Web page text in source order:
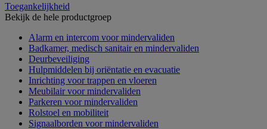
Toegankelijkheid
Bekijk de hele productgroep
Alarm en intercom voor mindervaliden
Badkamer, medisch sanitair en mindervaliden
Deurbeveiliging
Hulpmiddelen bij oriëntatie en evacuatie
Inrichting voor trappen en vloeren
Meubilair voor mindervaliden
Parkeren voor mindervaliden
Rolstoel en mobiliteit
Signaalborden voor mindervaliden